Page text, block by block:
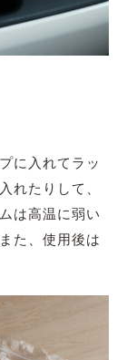
に入れてラッ
れたりして、
は高温に弱い
た、使用後は